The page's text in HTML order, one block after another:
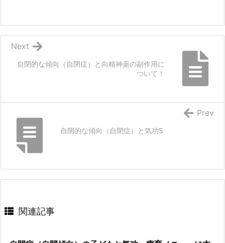
自閉的な傾向（自閉症）と向精神薬の副作用に
ついて！
Next
自閉的な傾向（自閉症）と気功5
Prev
関連記事